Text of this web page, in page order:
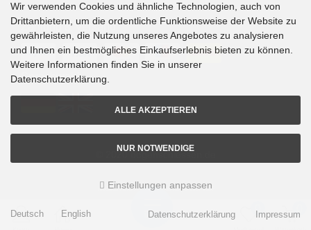
Zahlung & Versand
Sprachwahl
© 2020 bogenschiessen.de
0
Menü
mod ified eCommerce Shopsoftware © 2009-2026
Wir verwenden Cookies und ähnliche Technologien, auch von
Drittanbietern, um die ordentliche Funktionsweise der Website zu
gewährleisten, die Nutzung unseres Angebotes zu analysieren
und Ihnen ein bestmögliches Einkaufserlebnis bieten zu können.
Weitere Informationen finden Sie in unserer
Datenschutzerklärung.
ALLE AKZEPTIEREN
NUR NOTWENDIGE
Einstellungen anpassen
Deutsch English Datenschutzerklärung Impressum